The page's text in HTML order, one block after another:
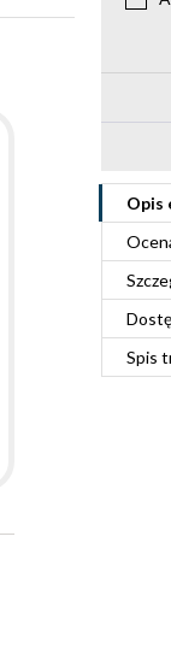
Opis
Spis